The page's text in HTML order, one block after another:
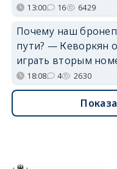
13:00 16 6429
Почему наш
пути? — Кеворкян
играть вторым
18:08 4 2630